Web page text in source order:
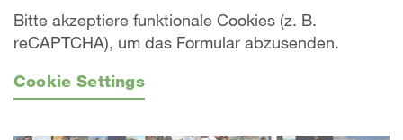
Bitte akzeptiere funktionale Cookies (z. B.
reCAPTCHA), um das Formular abzusenden.
Cookie Settings